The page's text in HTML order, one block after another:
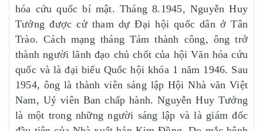
hóa cứu quốc bí mật. Tháng 8.1945, Nguyễn Huy
Tưởng được cử tham dự Đại hội quốc dân ở Tân
Trào. Cách mạng tháng Tám thành công, ông trở
thành người lãnh đạo chủ chốt của hội Văn hóa cứu
quốc và là đại biểu Quốc hội khóa 1 năm 1946. Sau
1954, ông là thành viên sáng lập Hội Nhà văn Việt
Nam, Uỷ viên Ban chấp hành. Nguyễn Huy Tưởng
là một trong những người sáng lập và là giám đốc